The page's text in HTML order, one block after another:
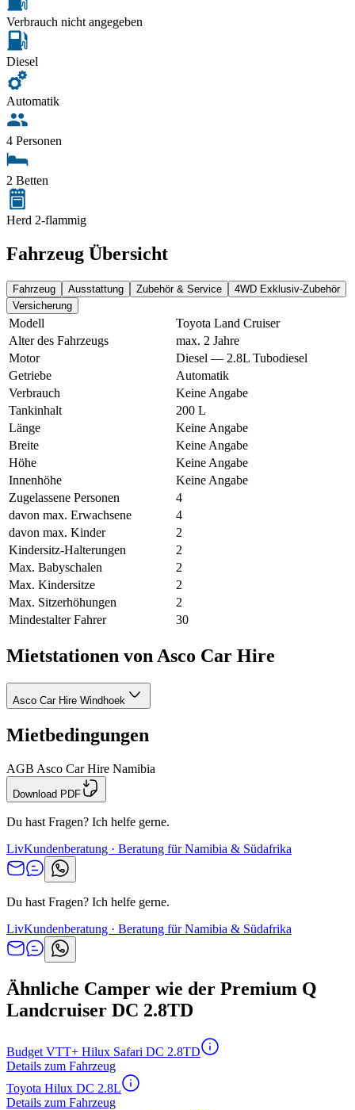
Verbrauch nicht angegeben
Diesel
Automatik
4 Personen
2 Betten
Herd 2-flammig
Fahrzeug Übersicht
Fahrzeug Ausstattung Zubehör & Service
4WD Exklusiv-Zubehör
Versicherung
Modell
Toyota Land Cruiser
Alter des Fahrzeugs
max. 2 Jahre
Motor
Diesel — 2.8L Tubodiesel
Getriebe
Automatik
Verbrauch
Keine Angabe
Tankinhalt
200 L
Länge
Keine Angabe
Breite
Keine Angabe
Höhe
Keine Angabe
Innenhöhe
Keine Angabe
Zugelassene Personen
4
davon max. Erwachsene
4
davon max. Kinder
2
Kindersitz-Halterungen
2
Max. Babyschalen
2
Max. Kindersitze
2
Max. Sitzerhöhungen
2
Mindestalter Fahrer
30
Mietstationen von Asco Car Hire
Asco Car Hire Windhoek
Mietbedingungen
AGB Asco Car Hire Namibia
Download PDF
Du hast Fragen? Ich helfe gerne.
LivKundenberatung · Beratung für Namibia & Südafrika
Du hast Fragen? Ich helfe gerne.
LivKundenberatung · Beratung für Namibia & Südafrika
Ähnliche Camper wie der Premium Q
Landcruiser DC 2.8TD
Budget VTT+ Hilux Safari DC 2.8TD
Details zum Fahrzeug
Toyota Hilux DC 2.8L
Details zum Fahrzeug